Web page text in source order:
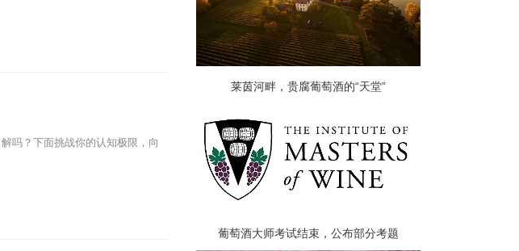
吗？下面挑战你的认知极限，向
莱茵河畔，贵腐葡萄酒的“天堂”
葡萄酒大师考试结束，公布部分考题